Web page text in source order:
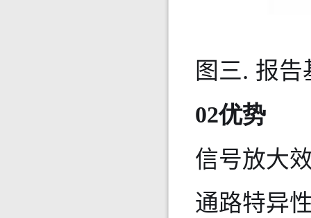
图三. 报
02优势
信号放大
通路特异